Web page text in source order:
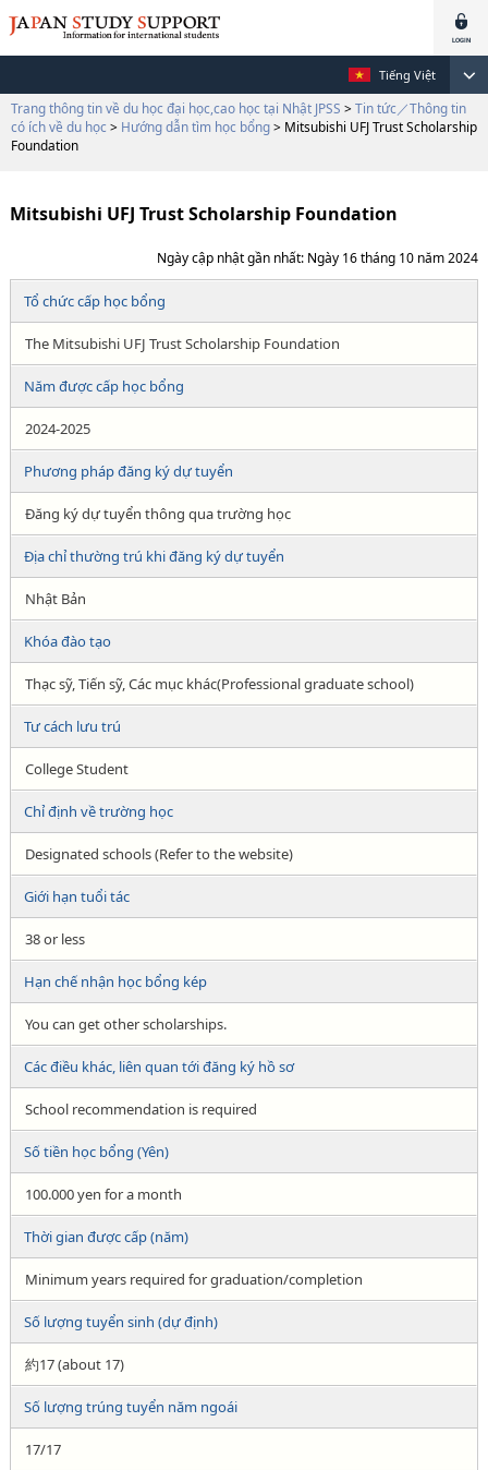
Tiếng Việt
Trang thông tin về du học đại học,cao học tại Nhật JPSS > Tin tức／Thông tin
có ích về du học > Hướng dẫn tìm học bổng> Mitsubishi UFJ Trust Scholarship
Foundation
Mitsubishi UFJ Trust Scholarship Foundation
Ngày cập nhật gần nhất: Ngày 16 tháng 10 năm 2024
Tổ chức cấp học bổng
The Mitsubishi UFJ Trust Scholarship Foundation
Năm được cấp học bổng
2024-2025
Phương pháp đăng ký dự tuyển
Đăng ký dự tuyển thông qua trường học
Địa chỉ thường trú khi đăng ký dự tuyển
Nhật Bản
Khóa đào tạo
Thạc sỹ, Tiến sỹ, Các mục khác(Professional graduate school)
Tư cách lưu trú
College Student
Chỉ định về trường học
Designated schools (Refer to the website)
Giới hạn tuổi tác
38 or less
Hạn chế nhận học bổng kép
You can get other scholarships.
Các điều khác, liên quan tới đăng ký hồ sơ
School recommendation is required
Số tiền học bổng (Yên)
100.000 yen for a month
Thời gian được cấp (năm)
Minimum years required for graduation/completion
Số lượng tuyển sinh (dự định)
約17 (about 17)
Số lượng trúng tuyển năm ngoái
17/17